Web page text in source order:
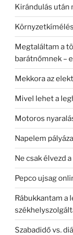
Kirándulás után
Megtaláltam a
barátnőmnek –
Mekkora az
Mivel lehet a
Motoros
Napelem
Ne csak élvezd
Pepco ujsag
Rábukkantam a
Szabadidő vs.